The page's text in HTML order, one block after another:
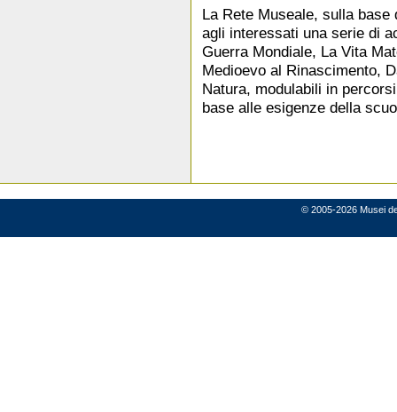
La Rete Museale, sulla
agli interessati una serie di
Guerra Mondiale, La Vita
Medioevo al Rinascimento,
Natura, modulabili in
base alle esigenze della
© 2005-2026 Musei